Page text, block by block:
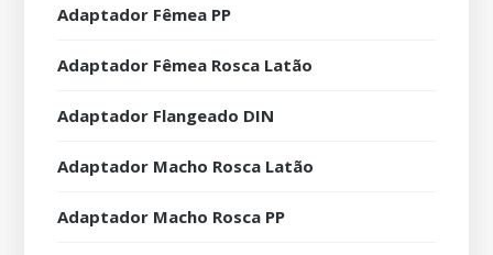
Adaptador Fêmea PP
Adaptador Fêmea Rosca Latão
Adaptador Flangeado DIN
Adaptador Macho Rosca Latão
Adaptador Macho Rosca PP